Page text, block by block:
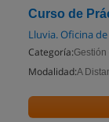
Curso de
Lluvia. Oficina
Categoría:
Modalidad:A